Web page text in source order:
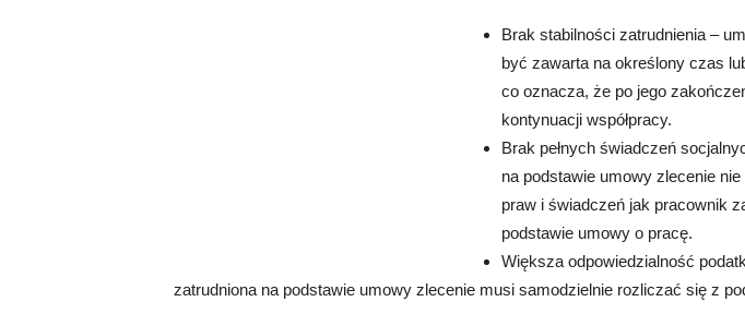
Brak stabilności zatrudnienia –
być zawarta na określony czas
co oznacza, że po jego
kontynuacji współpracy.
Brak pełnych świadczeń
na podstawie umowy zlecenie
praw i świadczeń jak pracownik
podstawie umowy o pracę.
Większa odpowiedzialność
zatrudniona na podstawie umowy zlecenie musi samodzielnie rozliczać się z